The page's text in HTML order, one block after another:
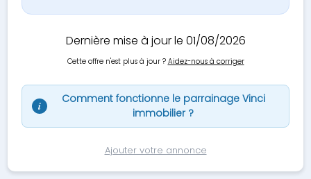
Dernière mise à jour le 01/08/2026
Cette offre n'est plus à jour ? Aidez-nous à corriger
i
Comment fonctionne le parrainage Vinci
immobilier ?
Ajouter votre annonce